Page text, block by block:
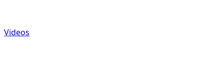
Videos